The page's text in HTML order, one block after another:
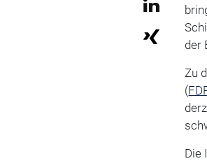
der
Zu
(
Die